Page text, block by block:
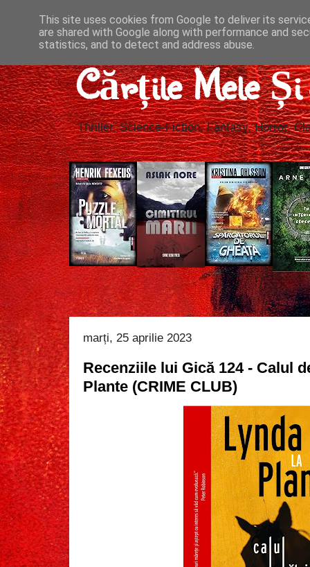
Cărțile Mele
Thriller, Science-Fiction, Fantasy, Horror,
marți, 25 aprilie 2023
Recenziile lui Gică 124 - Calul
Plante (CRIME CLUB)
This site uses cookies from Google to deliver its
are shared with Google along with performance and
statistics, and to detect and address abuse.